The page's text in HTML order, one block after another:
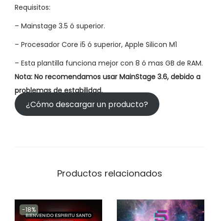
Requisitos:
– Mainstage 3.5 ó superior.
– Procesador Core i5 ó superior, Apple Silicon M1
– Esta plantilla funciona mejor con 8 ó mas GB de RAM.
Nota: No recomendamos usar MainStage 3.6, debido a
problemas de estabilidad.
¿Cómo descargar un producto?
Productos relacionados
-18%